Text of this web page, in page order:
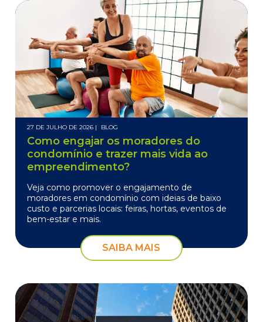
27 DE JULHO DE 2026 | BLOG
Como engajar os moradores do
condomínio e trazer mais vida ao
empreendimento?
Veja como promover o engajamento de
moradores em condomínio com ideias de baixo
custo e parcerias locais: feiras, hortas, eventos de
bem-estar e mais.
SAIBA MAIS